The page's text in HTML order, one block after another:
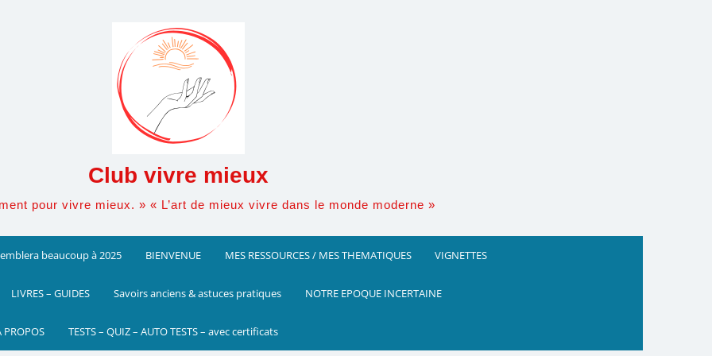
Club vivre mieux
pour vivre mieux. » « L’art de mieux vivre dans le monde moderne »
beaucoup à 2025 BIENVENUE MES RESSOURCES / MES THEMATIQUES VIGNETTES
LIVRES – GUIDES Savoirs anciens & astuces pratiques NOTRE EPOQUE INCERTAINE
PROPOS TESTS – QUIZ – AUTO TESTS – avec certificats